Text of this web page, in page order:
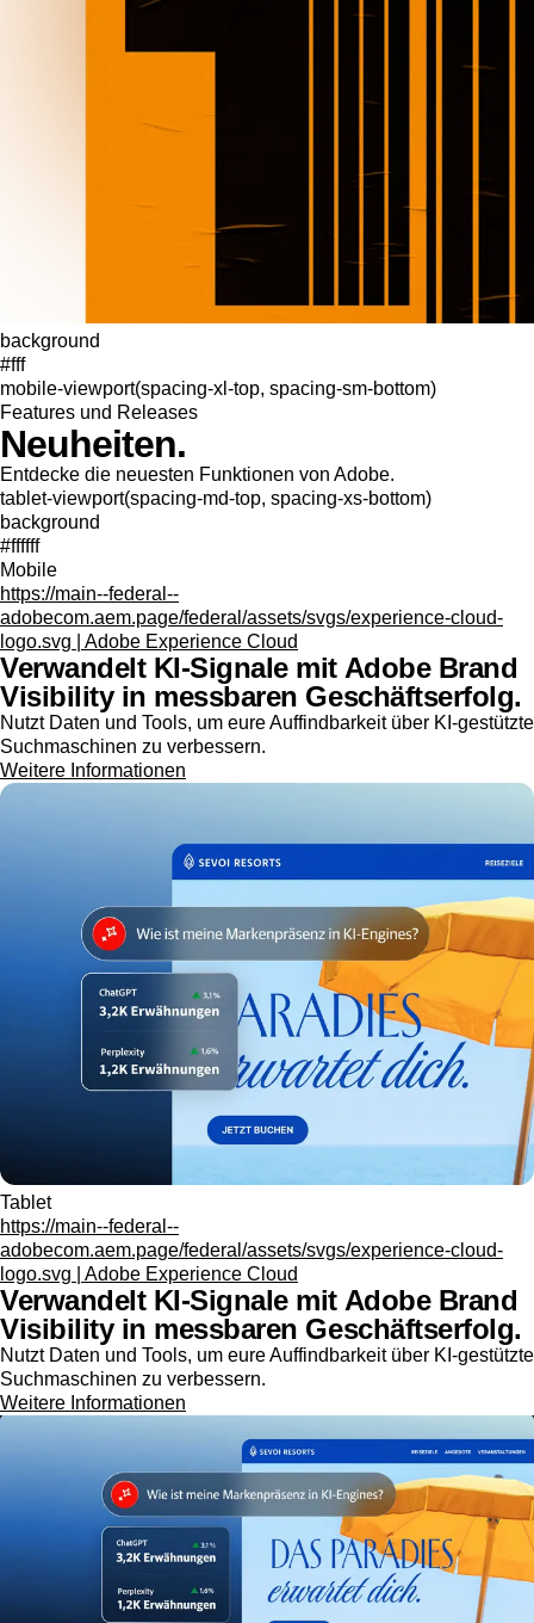
background
#fff
mobile-viewport(spacing-xl-top, spacing-sm-bottom)
Features und Releases
Neuheiten.
Entdecke die neuesten Funktionen von Adobe.
tablet-viewport(spacing-md-top, spacing-xs-bottom)
background
#ffffff
Mobile
https://main--federal--
adobecom.aem.page/federal/assets/svgs/experience-cloud-
logo.svg | Adobe Experience Cloud
Verwandelt KI-Signale mit Adobe Brand
Visibility in messbaren Geschäftserfolg.
Nutzt Daten und Tools, um eure Auffindbarkeit über KI-gestützte
Suchmaschinen zu verbessern.
Weitere Informationen
Tablet
https://main--federal--
adobecom.aem.page/federal/assets/svgs/experience-cloud-
logo.svg | Adobe Experience Cloud
Verwandelt KI-Signale mit Adobe Brand
Visibility in messbaren Geschäftserfolg.
Nutzt Daten und Tools, um eure Auffindbarkeit über KI-gestützte
Suchmaschinen zu verbessern.
Weitere Informationen